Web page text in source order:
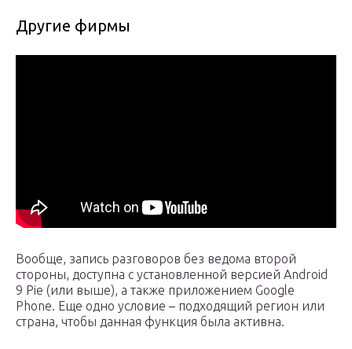
Другие фирмы
Вообще, запись разговоров без ведома второй
стороны, доступна с установленной версией Android
9 Pie (или выше), а также приложением Google
Phone. Еще одно условие – подходящий регион или
страна, чтобы данная функция была активна.